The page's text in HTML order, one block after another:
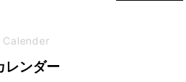
Calender
レンダー